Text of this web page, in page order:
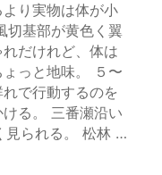
り実物は体が小
切基部が黄色く翼
だけれど、体は
っと地味。 ５〜
れで行動するのを
ける。 三番瀬沿い
見られる。 松林 …
緑道】” の